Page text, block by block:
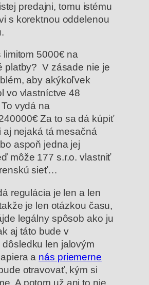
predajni, tomu istému
s korektnou oddelenou
limitom 5000€ na
platby? V zásade nie je
aby akýkoľvek
vo vlastníctve 48
vydá na
Za to sa dá kúpiť
aj nejaká tá mesačná
aspoň jedna jej
môže 177 s.r.o. vlastniť
sieť…
regulácia je len a len
je len otázkou času,
legálny spôsob ako ju
aj táto bude v
len jalovým
a nás priemerne
otravovať, kým si
A potom už ani to nie.